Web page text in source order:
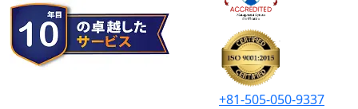
+81-505-050-9337